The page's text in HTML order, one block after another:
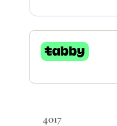
4017